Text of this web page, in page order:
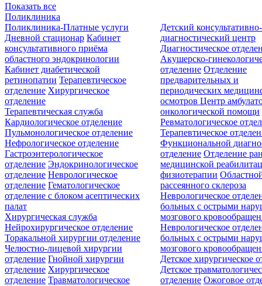
Показать все
Поликлиника
Поликлиника-Платные услуги
Дневной стационар Кабинет
консультативного приёма
областного эндокринологии
Кабинет диабетической
ретинопатии Терапевтическое
отделение Хирургическое
отделение
Детский консультативно-
диагностический центр
Диагностическое
Акушерско-
отделение Отделение
предварительных и
периодических
осмотровЦентр
онкологической помощи
Терапевтическая служба
Кардиологическое отделение
Пульмонологическое отделение
Нефрологическое отделение
Гастроэнтерологическое
отделение Эндокринологическое
отделение Неврологическое
отделение Гематологическое
отделение c блоком асептических
палат
Ревматологическое
Терапевтическое
Функциональной
отделение Отделение
медицинской
физиотерапии
рассеянного склероза
Неврологическое
больных с острыми
мозгового
Неврологическое
больных с острыми
мозгового
Хирургическая служба
Нейрохирургическое отделение
Торакальной хирургии отделение
Челюстно-лицевой хирургии
отделение Гнойной хирургии
отделение Хирургическое
отделение Травматологическое
Детское хирургическое
Детское
отделение Ожоговое